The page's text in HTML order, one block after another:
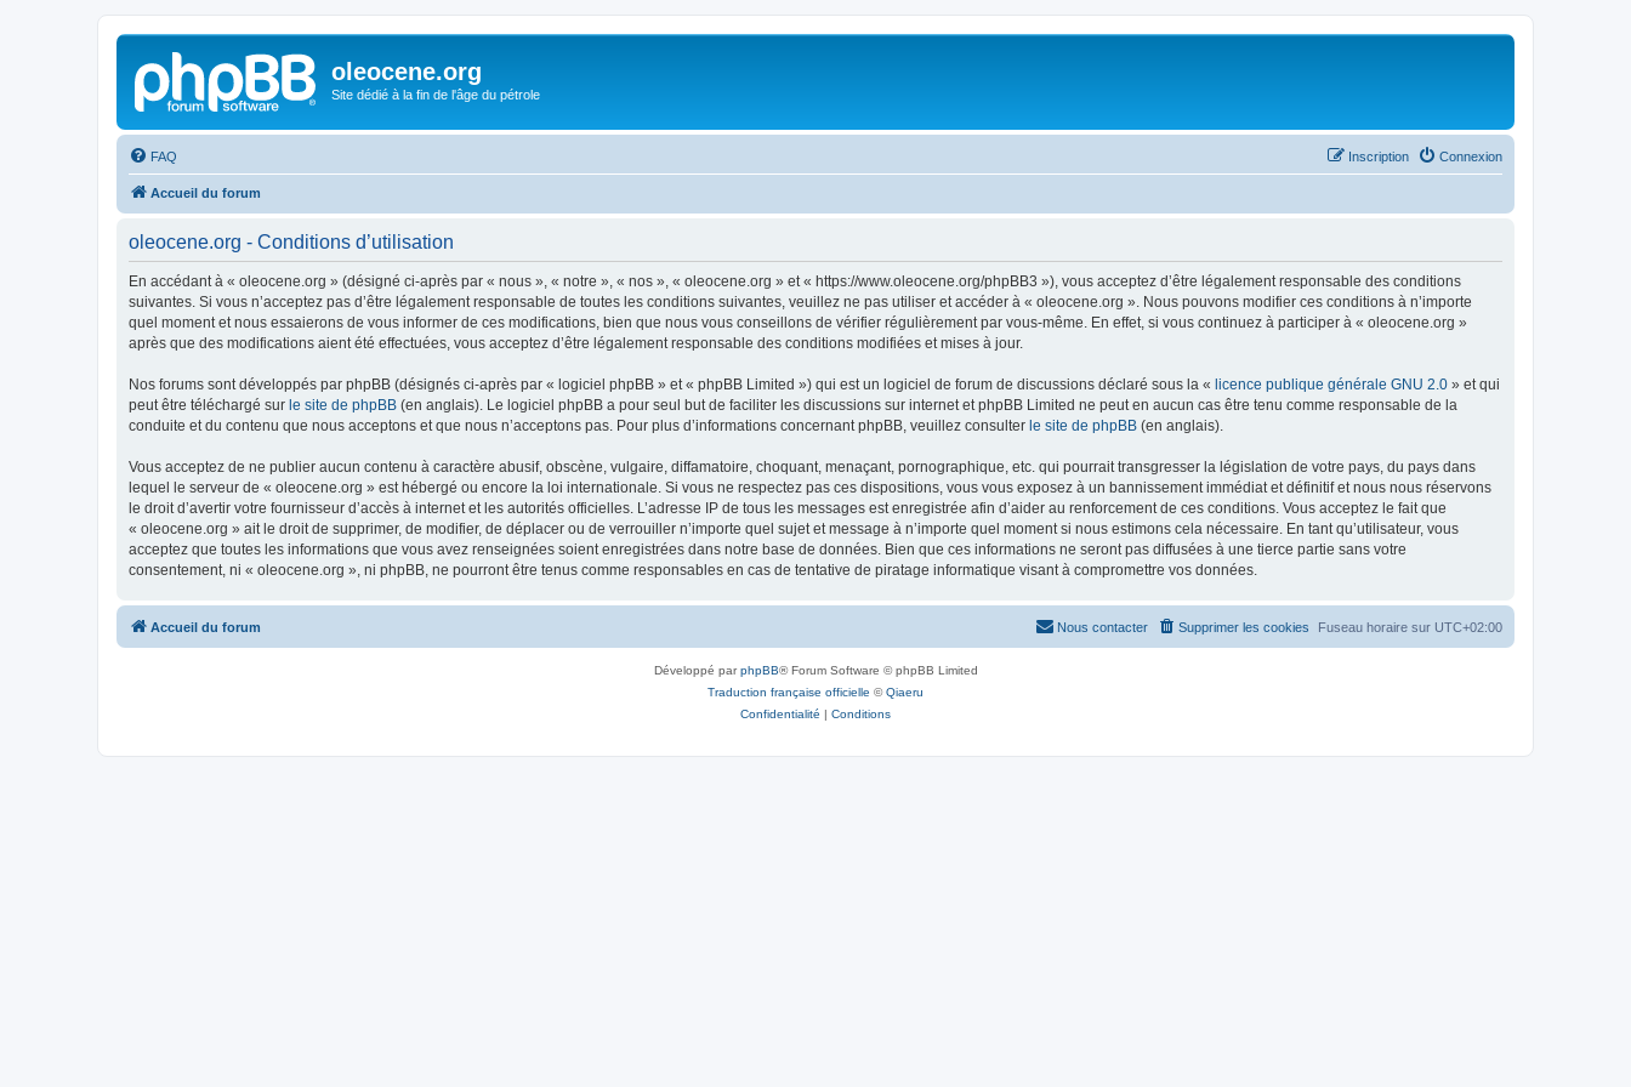
oleocene.org
Site dédié à la fin de l'âge du pétrole
FAQ Connexion
Inscription
Accueil du forum
oleocene.org - Conditions d’utilisation
En accédant à « oleocene.org » (désigné ci-après par « nous », « notre », « nos », « oleocene.org » et « https://www.oleocene.org/phpBB3 »), vous acceptez d’être légalement responsable des conditions
suivantes. Si vous n’acceptez pas d’être légalement responsable de toutes les conditions suivantes, veuillez ne pas utiliser et accéder à « oleocene.org ». Nous pouvons modifier ces conditions à n’importe
quel moment et nous essaierons de vous informer de ces modifications, bien que nous vous conseillons de vérifier régulièrement par vous-même. En effet, si vous continuez à participer à « oleocene.org »
après que des modifications aient été effectuées, vous acceptez d’être légalement responsable des conditions modifiées et mises à jour.
Nos forums sont développés par phpBB (désignés ci-après par « logiciel phpBB » et « phpBB Limited ») qui est un logiciel de forum de discussions déclaré sous la « licence publique générale GNU 2.0 » et qui
peut être téléchargé sur le site de phpBB (en anglais). Le logiciel phpBB a pour seul but de faciliter les discussions sur internet et phpBB Limited ne peut en aucun cas être tenu comme responsable de la
conduite et du contenu que nous acceptons et que nous n’acceptons pas. Pour plus d’informations concernant phpBB, veuillez consulter le site de phpBB (en anglais).
Vous acceptez de ne publier aucun contenu à caractère abusif, obscène, vulgaire, diffamatoire, choquant, menaçant, pornographique, etc. qui pourrait transgresser la législation de votre pays, du pays dans
lequel le serveur de « oleocene.org » est hébergé ou encore la loi internationale. Si vous ne respectez pas ces dispositions, vous vous exposez à un bannissement immédiat et définitif et nous nous réservons
le droit d’avertir votre fournisseur d’accès à internet et les autorités officielles. L’adresse IP de tous les messages est enregistrée afin d’aider au renforcement de ces conditions. Vous acceptez le fait que
« oleocene.org » ait le droit de supprimer, de modifier, de déplacer ou de verrouiller n’importe quel sujet et message à n’importe quel moment si nous estimons cela nécessaire. En tant qu’utilisateur, vous
acceptez que toutes les informations que vous avez renseignées soient enregistrées dans notre base de données. Bien que ces informations ne seront pas diffusées à une tierce partie sans votre
consentement, ni « oleocene.org », ni phpBB, ne pourront être tenus comme responsables en cas de tentative de piratage informatique visant à compromettre vos données.
Accueil du forum Fuseau horaire sur UTC+02:00
Supprimer les cookies
Nous contacter
Développé parphpBB® Forum Software © phpBB Limited
Traduction française officielle ©Qiaeru
Confidentialité | Conditions